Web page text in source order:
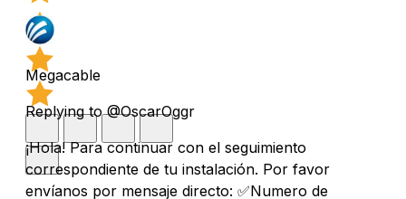
Megacable
Replying to @OscarOggr
¡Hola! Para continuar con el seguimiento
correspondiente de tu instalación. Por favor
envíanos por mensaje directo: ✅Numero de